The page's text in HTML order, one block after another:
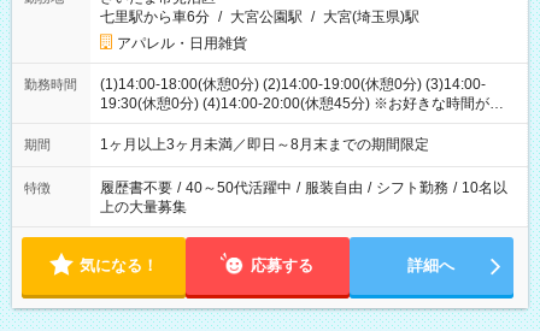
七里駅から車6分 / 大宮公園駅 / 大宮(埼玉県)駅
アパレル・日用雑貨
勤務時間
(1)14:00-18:00(休憩0分) (2)14:00-19:00(休憩0分) (3)14:00-
19:30(休憩0分) (4)14:00-20:00(休憩45分) ※お好きな時間が選べ
ます
期間 1ヶ月以上3ヶ月未満／即日～8月末までの期間限定
特徴 履歴書不要 / 40～50代活躍中 / 服装自由 / シフト勤務 / 10名以
上の大量募集
気になる！ 応募する 詳細へ